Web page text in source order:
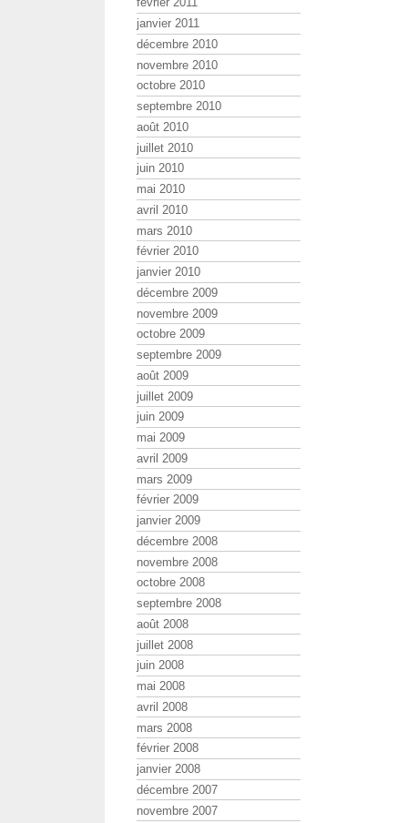
janvier 2011
décembre 2010
novembre 2010
octobre 2010
septembre 2010
août 2010
juillet 2010
juin 2010
mai 2010
avril 2010
mars 2010
février 2010
janvier 2010
décembre 2009
novembre 2009
octobre 2009
septembre 2009
août 2009
juillet 2009
juin 2009
mai 2009
avril 2009
mars 2009
février 2009
janvier 2009
décembre 2008
novembre 2008
octobre 2008
septembre 2008
août 2008
juillet 2008
juin 2008
mai 2008
avril 2008
mars 2008
février 2008
janvier 2008
décembre 2007
novembre 2007